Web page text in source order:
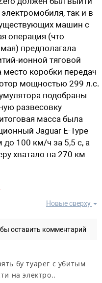
так и в
машин с
операция (что
предполагала
ионной тяговой
место коробки передач
мощностью 299 л.с.
подобраны
развесовку
масса была
Jaguar E-Type
до 100 км/ч за 5,5 с, а
хватало на 270 км
Новые сверху
оставить комментарий
бу туарег с убитым
на электро..